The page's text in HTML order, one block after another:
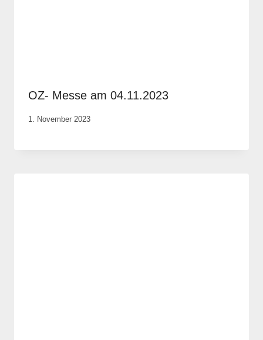
OZ- Messe am 04.11.2023
Von
Krause
1. November 2023